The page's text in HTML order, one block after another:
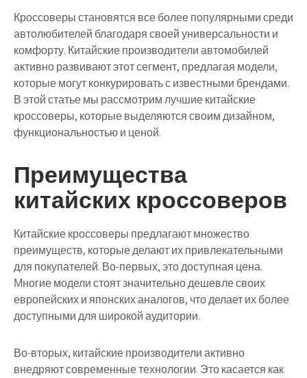
Кроссоверы становятся все более популярными среди
автолюбителей благодаря своей универсальности и
комфорту. Китайские производители автомобилей
активно развивают этот сегмент, предлагая модели,
которые могут конкурировать с известными брендами.
В этой статье мы рассмотрим лучшие китайские
кроссоверы, которые выделяются своим дизайном,
функциональностью и ценой.
Преимущества
китайских кроссоверов
Китайские кроссоверы предлагают множество
преимуществ, которые делают их привлекательными
для покупателей. Во-первых, это доступная цена.
Многие модели стоят значительно дешевле своих
европейских и японских аналогов, что делает их более
доступными для широкой аудитории.
Во-вторых, китайские производители активно
внедряют современные технологии. Это касается как